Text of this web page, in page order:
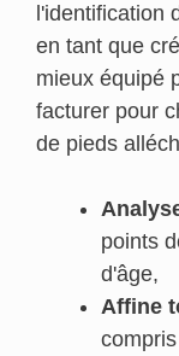
l'identification
en tant que
mieux équipé
facturer pour
de pieds
points
d'âge,
Affine